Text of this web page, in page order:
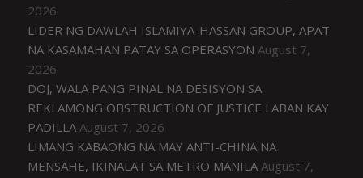
2026
LIDER NG DAWLAH ISLAMIYA-HASSAN GROUP, APAT
NA KASAMAHAN PATAY SA OPERASYON August 7,
2026
DOJ, WALA PANG PINAL NA DESISYON SA
REKLAMONG OBSTRUCTION OF JUSTICE LABAN KAY
PADILLA August 7, 2026
LIMANG KABAONG NA MAY ANTI-CHINA NA
MENSAHE, IKINALAT SA METRO MANILA August 7,